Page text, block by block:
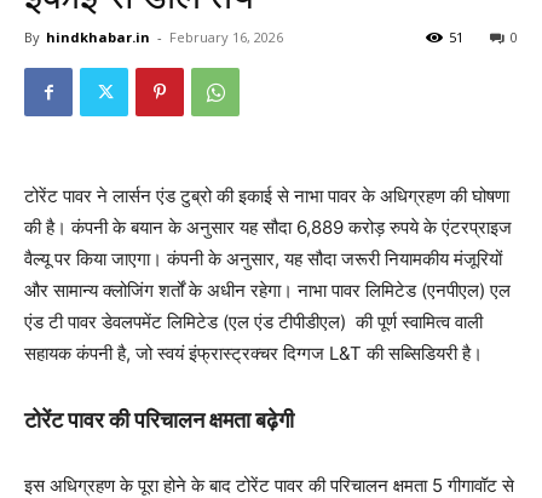
By hindkhabar.in - February 16, 2026 0
51
टोरेंट पावर ने लार्सन एंड टुब्रो की इकाई से नाभा पावर के अधिग्रहण की घोषणा
की है। कंपनी के बयान के अनुसार यह सौदा 6,889 करोड़ रुपये के एंटरप्राइज
वैल्यू पर किया जाएगा। कंपनी के अनुसार, यह सौदा जरूरी नियामकीय मंजूरियों
और सामान्य क्लोजिंग शर्तों के अधीन रहेगा। नाभा पावर लिमिटेड (एनपीएल) एल
एंड टी पावर डेवलपमेंट लिमिटेड (एल एंड टीपीडीएल) की पूर्ण स्वामित्व वाली
सहायक कंपनी है, जो स्वयं इंफ्रास्ट्रक्चर दिग्गज L&T की सब्सिडियरी है।
टोरेंट पावर की परिचालन क्षमता बढ़ेगी
इस अधिग्रहण के पूरा होने के बाद टोरेंट पावर की परिचालन क्षमता 5 गीगावॉट से